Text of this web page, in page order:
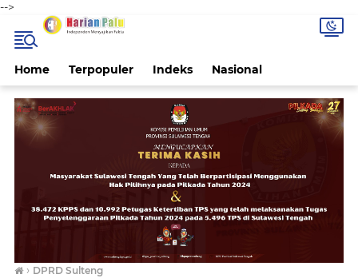
-->
Home Terpopuler Indeks Nasional
› DPRD Sulteng